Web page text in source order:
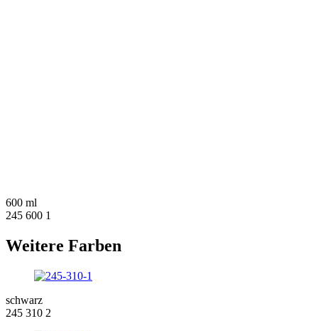
600 ml
245 600 1
Weitere Farben
schwarz
245 310 2